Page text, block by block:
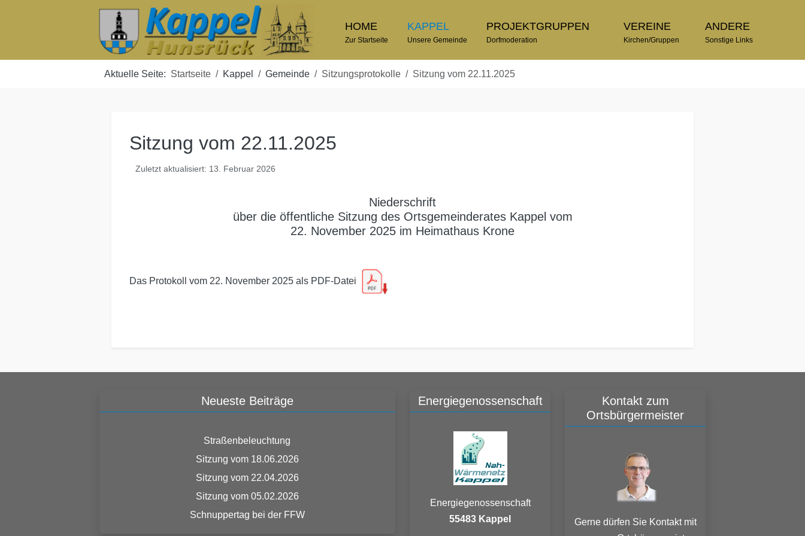
HOME
Zur Startseite
KAPPEL
Unsere Gemeinde
PROJEKTGRUPPEN
Dorfmoderation
VEREINE
Kirchen/Gruppen
ANDERE
Sonstige Links
Aktuelle Seite: Startseite Kappel Gemeinde Sitzungsprotokolle Sitzung vom 22.11.2025
Sitzung vom 22.11.2025
Zuletzt aktualisiert: 13. Februar 2026
Niederschrift
über die öffentliche Sitzung des Ortsgemeinderates Kappel vom
22. November 2025 im Heimathaus Krone
Das Protokoll vom 22. November 2025 als PDF-Datei
Neueste Beiträge
Straßenbeleuchtung
Sitzung vom 18.06.2026
Sitzung vom 22.04.2026
Sitzung vom 05.02.2026
Schnuppertag bei der FFW
Energiegenossenschaft
Energiegenossenschaft
55483 Kappel
Kontakt zum
Ortsbürgermeister
Gerne dürfen Sie Kontakt mit